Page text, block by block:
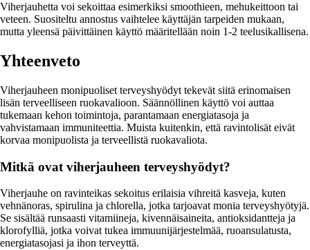
Viherjauhetta voi sekoittaa esimerkiksi smoothieen, mehukeittoon tai
veteen. Suositeltu annostus vaihtelee käyttäjän tarpeiden mukaan,
mutta yleensä päivittäinen käyttö määritellään noin 1-2 teelusikallisena.
Yhteenveto
Viherjauheen monipuoliset terveyshyödyt tekevät siitä erinomaisen
lisän terveelliseen ruokavalioon. Säännöllinen käyttö voi auttaa
tukemaan kehon toimintoja, parantamaan energiatasoja ja
vahvistamaan immuniteettia. Muista kuitenkin, että ravintolisät eivät
korvaa monipuolista ja terveellistä ruokavaliota.
Mitkä ovat viherjauheen terveyshyödyt?
Viherjauhe on ravinteikas sekoitus erilaisia vihreitä kasveja, kuten
vehnänoras, spirulina ja chlorella, jotka tarjoavat monia terveyshyötyjä.
Se sisältää runsaasti vitamiineja, kivennäisaineita, antioksidantteja ja
klorofylliä, jotka voivat tukea immuunijärjestelmää, ruoansulatusta,
energiatasojasi ja ihon terveyttä.